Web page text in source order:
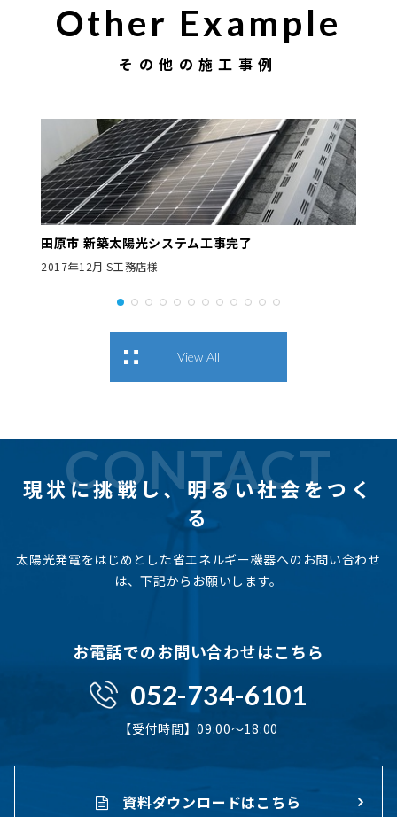
Other Example
その他の施工事例
田原市 新築太陽光システム工事完了
2017年12月 S工務店様
View All
CONTACT
現状に挑戦し、明るい社会をつく
る
太陽光発電をはじめとした省エネルギー機器へのお問い合わせ
は、下記からお願いします。
お電話でのお問い合わせはこちら
052-734-6101
【受付時間】09:00〜18:00
資料ダウンロードはこちら